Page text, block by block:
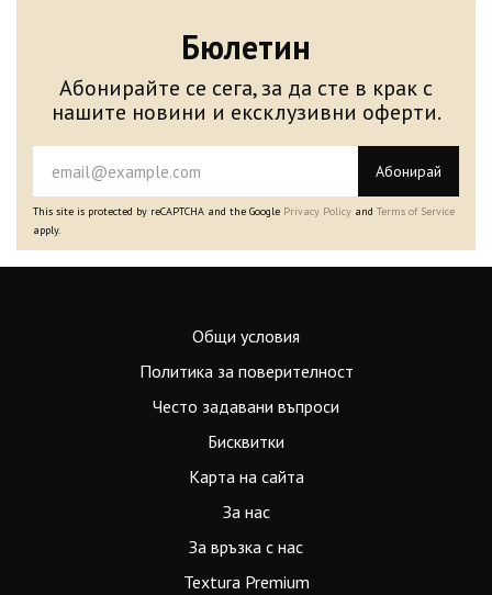
Бюлетин
Абонирайте се сега, за да сте в крак с
нашите новини и ексклузивни оферти.
Абонирай
This site is protected by reCAPTCHA and the Google Privacy Policy and Terms of Service
apply.
Общи условия
Политика за поверителност
Често задавани въпроси
Бисквитки
Карта на сайта
За нас
За връзка с нас
Textura Premium